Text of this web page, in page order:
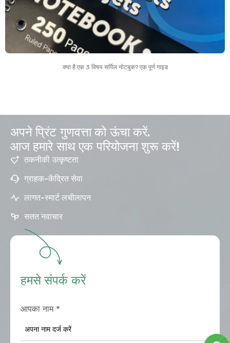
क्या है एक 3 विषय सर्पिल नोटबुक? एक पूर्ण गाइड
अपने प्रिंट गुणवत्ता को ऊंचा करें.
आज हमारे साथ एक परियोजना शुरू करें!
तकनीकी उत्कृष्टता
ग्राहक-केंद्रित सेवा
लागत-स्मार्ट लचीलापन
सतत नवाचार
हमसे संपर्क करें
आपका नाम *